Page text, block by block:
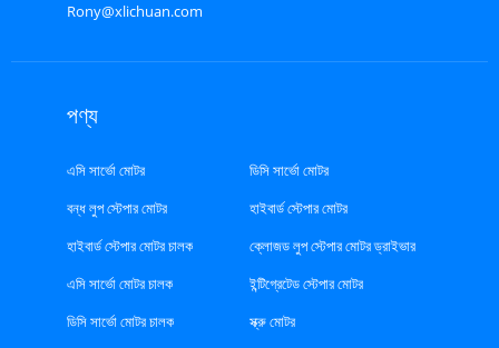
Rony@xlichuan.com
পণ্য
এসি সার্ভো মোটর
ডিসি সার্ভো মোটর
বন্ধ লুপ স্টেপার মোটর
হাইবার্ড স্টেপার মোটর
হাইবার্ড স্টেপার মোটর চালক
ক্লোজড লুপ স্টেপার মোটর ড্রাইভার
এসি সার্ভো মোটর চালক
ইন্টিগ্রেটেড স্টেপার মোটর
ডিসি সার্ভো মোটর চালক
স্ক্রু মোটর